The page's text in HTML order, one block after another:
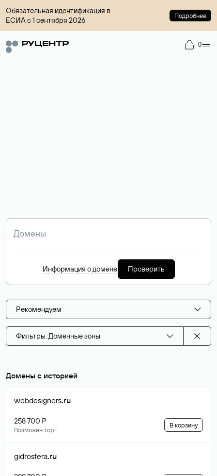
Обязательная идентификация в
ЕСИА с 1 сентября 2026
Подробнее
0
Информация о домене Проверить
Рекомендуем
Фильтры: Доменные зоны
Домены с историей
webdesigners.ru
258 700 ₽
Возможен торг
В корзину
gidrosfera.ru